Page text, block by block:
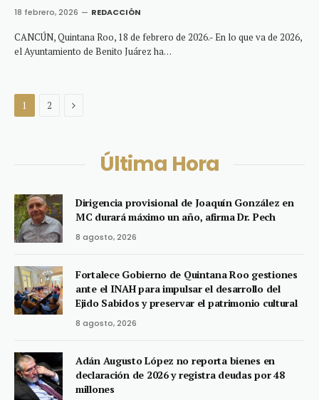
18 febrero, 2026 REDACCIÓN
CANCÚN, Quintana Roo, 18 de febrero de 2026.- En lo que va de 2026,
el Ayuntamiento de Benito Juárez ha…
1 2 Next
Última Hora
Dirigencia provisional de Joaquín González en
MC durará máximo un año, afirma Dr. Pech
8 agosto, 2026
Fortalece Gobierno de Quintana Roo gestiones
ante el INAH para impulsar el desarrollo del
Ejido Sabidos y preservar el patrimonio cultural
8 agosto, 2026
Adán Augusto López no reporta bienes en
declaración de 2026 y registra deudas por 48
millones